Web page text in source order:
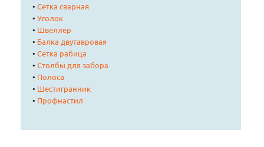
• Сетка сварная
• Уголок
• Швеллер
• Балка двутавровая
• Сетка рабица
• Столбы для забора
• Полоса
• Шестигранник
• Профнастил